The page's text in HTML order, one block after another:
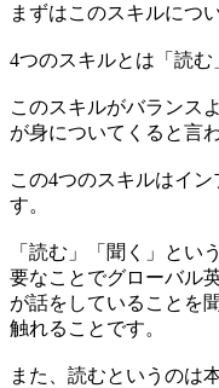
まずはこのスキルにつ
4つのスキルとは「読む
このスキルがバランス
が身についてくると言
この4つのスキルはイ
す。
「読む」「聞く」とい
要なことでグローバル
が話をしていることを
触れることです。
また、読むというのは